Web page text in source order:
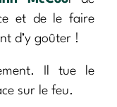
et de le faire
d’y goûter !
Il tue le
sur le feu.